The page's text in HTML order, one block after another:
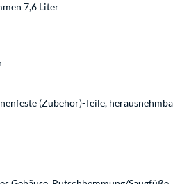
7,6 Liter
(Zubehör)-Teile,